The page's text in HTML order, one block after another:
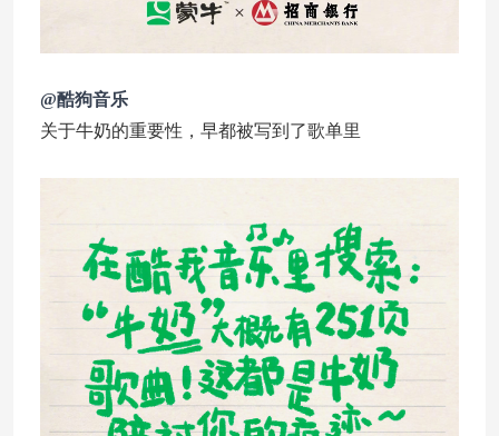
@酷狗音乐
关于牛奶的重要性，早都被写到了歌单里